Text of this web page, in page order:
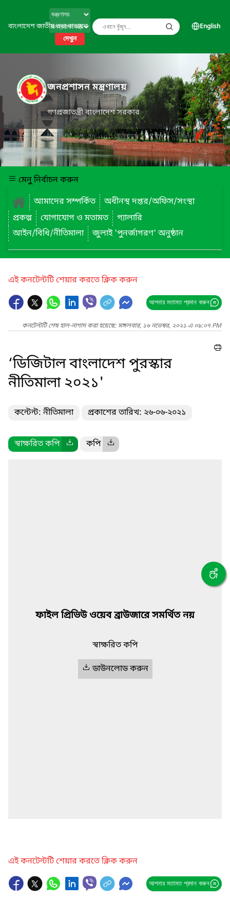
বাংলাদেশ জাতীয় তথ্য বাতায়ন
দেখুন
English
জনপ্রশাসন মন্ত্রণালয়
গণপ্রজাতন্ত্রী বাংলাদেশ সরকার
মেনু নির্বাচন করুন
আমাদের সম্পর্কিত
অধীনস্থ দপ্তর/অফিস/সংস্থা
প্রকল্প
যোগাযোগ ও মতামত
গ্যালারি
আইন/বিধি/নীতিমালা
জুলাই 'পুনর্জাগরণ' অনুষ্ঠান
এই কনটেন্টটি শেয়ার করতে ক্লিক করুন
আপনার মতামত প্রদান করুন
কনটেন্টটি শেষ হাল-নাগাদ করা হয়েছে: মঙ্গলবার, ১৬ নভেম্বর, ২০২১ এ ০৯:০৭ PM
‘ডিজিটাল বাংলাদেশ পুরস্কার
নীতিমালা ২০২১'
কন্টেন্ট: নীতিমালা প্রকাশের তারিখ: ২৬-০৬-২০২১
স্বাক্ষরিত কপি কপি
ফাইল প্রিভিউ ওয়েব ব্রাউজারে সমর্থিত নয়
স্বাক্ষরিত কপি
ডাউনলোড করুন
এই কনটেন্টটি শেয়ার করতে ক্লিক করুন
আপনার মতামত প্রদান করুন